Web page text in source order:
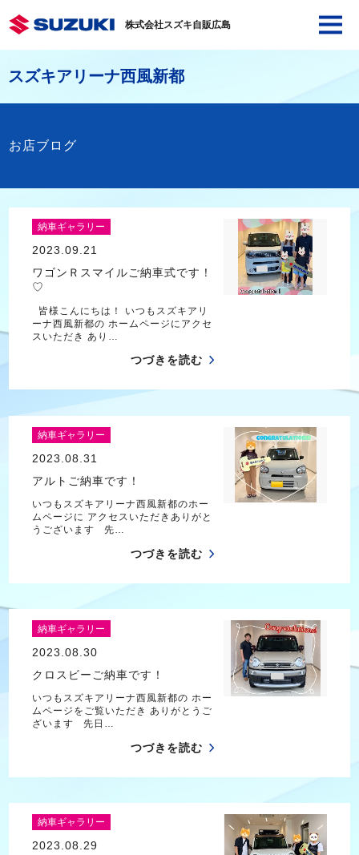
株式会社スズキ自販広島
スズキアリーナ西風新都
お店ブログ
納車ギャラリー
2023.09.21
ワゴンＲスマイルご納車式です！
♡
皆様こんにちは！ いつもスズキアリ
ーナ西風新都の ホームページにアクセ
スいただき あり…
つづきを読む
納車ギャラリー
2023.08.31
アルトご納車です！
いつもスズキアリーナ西風新都のホー
ムページに アクセスいただきありがと
うございます 先…
つづきを読む
納車ギャラリー
2023.08.30
クロスビーご納車です！
いつもスズキアリーナ西風新都の ホー
ムページをご覧いただき ありがとうご
ざいます 先日…
つづきを読む
納車ギャラリー
2023.08.29